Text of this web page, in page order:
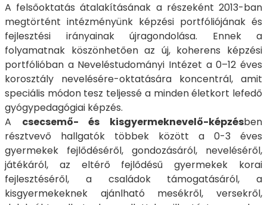
A felsőoktatás átalakításának a részeként 2013-ban
megtörtént intézményünk képzési portfóliójának és
fejlesztési irányainak újragondolása. Ennek a
folyamatnak köszönhetően az új, koherens képzési
portfólióban a Neveléstudományi Intézet a 0–12 éves
korosztály nevelésére-oktatására koncentrál, amit
speciális módon tesz teljessé a minden életkort lefedő
gyógypedagógiai képzés.
A csecsemő- és kisgyermeknevelő-képzésben
résztvevő hallgatók többek között a 0-3 éves
gyermekek fejlődéséről, gondozásáról, neveléséről,
játékáról, az eltérő fejlődésű gyermekek korai
fejlesztéséről, a családok támogatásáról, a
kisgyermekeknek ajánlható mesékről, versekről,